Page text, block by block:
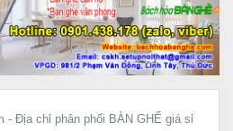
- Địa chỉ phân phối BÀN GHẾ giá sỉ